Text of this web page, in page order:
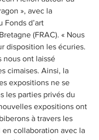
», avec la
Fonds d’art
(FRAC). « Nous
disposition les écuries.
nous ont laissé
cimaises. Ainsi, la
expositions ne se
les parties privés du
expositions ont
à travers les
en collaboration avec la